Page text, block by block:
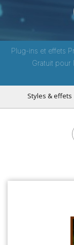
Plug-ins et effets
Gratuit pour
Styles & effets